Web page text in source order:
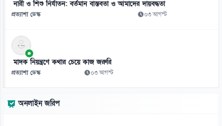
নারী ও শিশু নির্যাতন: বর্তমান বাস্তবতা ও আমাদের দায়বদ্ধতা
প্রত্যাশা ডেস্ক ০৩ আগস্ট
মাদক নিয়ন্ত্রণে কথার চেয়ে কাজ জরুরি
প্রত্যাশা ডেস্ক ০৩ আগস্ট
অনলাইন জরিপ